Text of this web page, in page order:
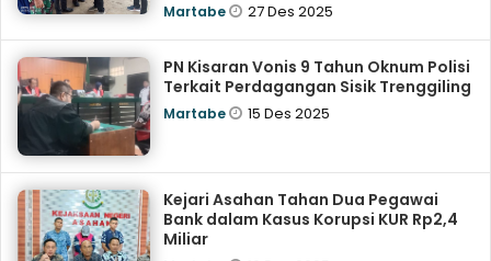
Martabe 27 Des 2025
PN Kisaran Vonis 9 Tahun Oknum Polisi
Terkait Perdagangan Sisik Trenggiling
Martabe 15 Des 2025
Kejari Asahan Tahan Dua Pegawai
Bank dalam Kasus Korupsi KUR Rp2,4
Miliar